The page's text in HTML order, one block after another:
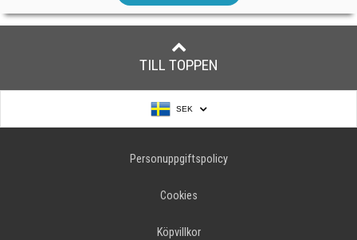
TILL TOPPEN
SEK
Personuppgiftspolicy
Cookies
Köpvillkor